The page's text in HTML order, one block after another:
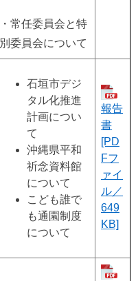
・常任委員会と特
別委員会について
​石垣市デジ
タル化推進
計画につい
て
沖縄県平和
祈念資料館
について
こども誰で
も通園制度
について
報告
書
[PD
Fフ
ァイ
ル／
649
KB]